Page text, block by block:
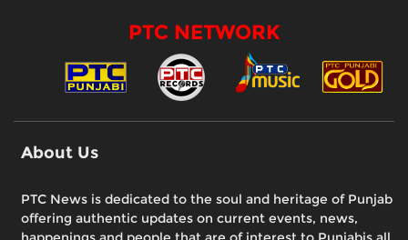
PTC NETWORK
About Us
PTC News is dedicated to the soul and heritage of Punjab
offering authentic updates on current events, news,